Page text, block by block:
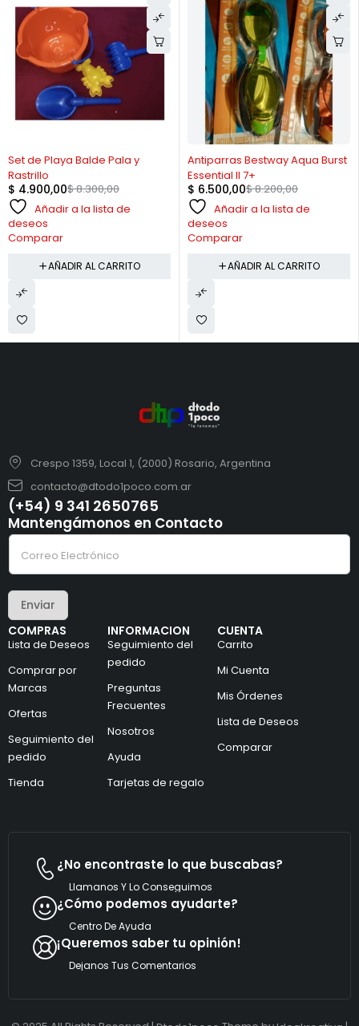
Set de Playa Balde Pala y
Rastrillo
$8.300,00
$ 4.900,00
Añadir a la lista de
deseos
Comparar
AÑADIR AL CARRITO
Antiparras Bestway Aqua Burst
Essential II 7+
$8.200,00
$ 6.500,00
Añadir a la lista de
deseos
Comparar
AÑADIR AL CARRITO
Crespo 1359, Local 1, (2000) Rosario, Argentina
contacto@dtodo1poco.com.ar
(+54) 9 341 2650765
COMPRAS
Lista de Deseos
Comprar por
Marcas
Ofertas
Seguimiento del
pedido
Tienda
INFORMACION
Seguimiento del
pedido
Preguntas
Frecuentes
Nosotros
Ayuda
Tarjetas de regalo
CUENTA
Carrito
Mi Cuenta
Mis Órdenes
Lista de Deseos
Comparar
Mantengámonos en Contacto
e
l
c
r
n
i
c
o
e
l
c
t
r
ó
i
C
e
e
l
e
t
r
n
c
o
Enviar
¿No encontraste lo que buscabas?
Llamanos Y Lo Conseguimos
¿Cómo podemos ayudarte?
Centro De Ayuda
¡Queremos saber tu opinión!
Dejanos Tus Comentarios